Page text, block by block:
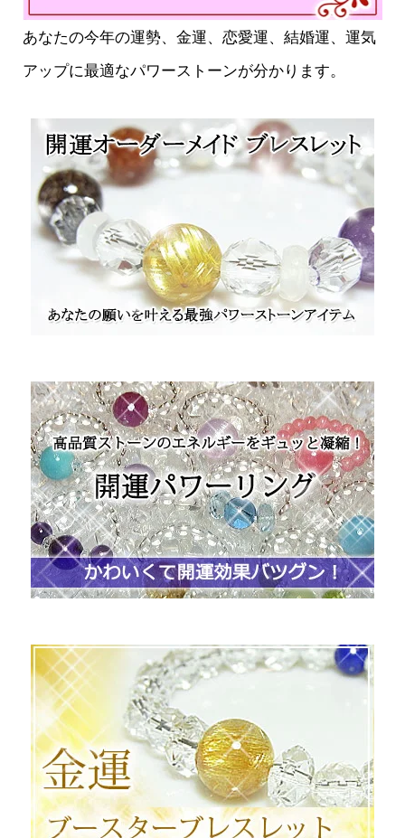
あなたの今年の運勢、金運、恋愛運、結婚運、運気
アップに最適なパワーストーンが分かります。